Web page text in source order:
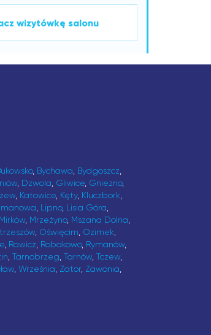
wizytówkę salonu
, Bychawa Bydgoszcz
, Dzwola Gliwice, Gniezno,
Katowice Kęty, Kluczbork
Lipno, Lisia Góra
Mirków, Mrzeżyno, Mszana Dolna
, Oświęcim Ozimek
, Rawicz Robakowo, Rymanów,
Tarnobrzeg Tarnów, Tczew,
Września Zator Zawonia